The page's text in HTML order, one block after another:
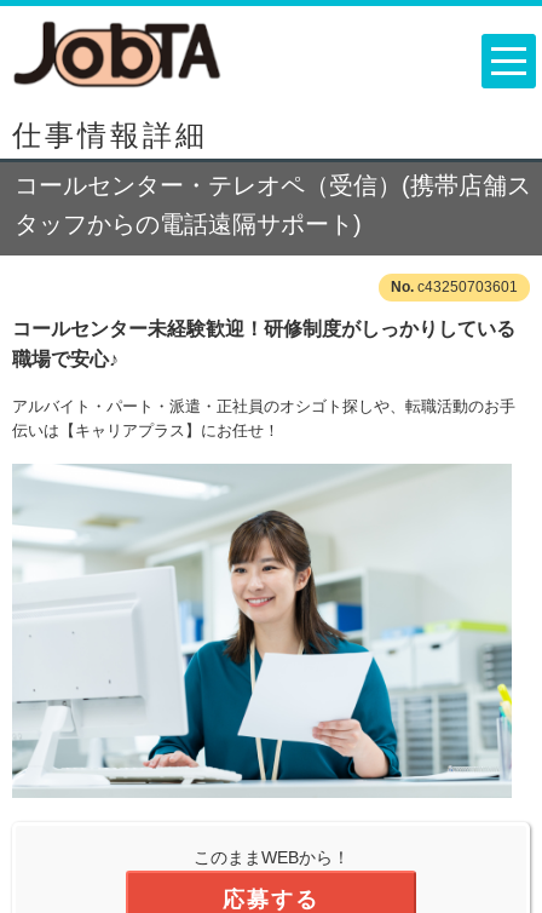
仕事情報詳細
コールセンター・テレオペ（受信）(携帯店舗ス
タッフからの電話遠隔サポート)
c43250703601
コールセンター未経験歓迎！研修制度がしっかりしている
職場で安心♪
アルバイト・パート・派遣・正社員のオシゴト探しや、転職活動のお手
伝いは【キャリアプラス】にお任せ！
このままWEBから！
応募する